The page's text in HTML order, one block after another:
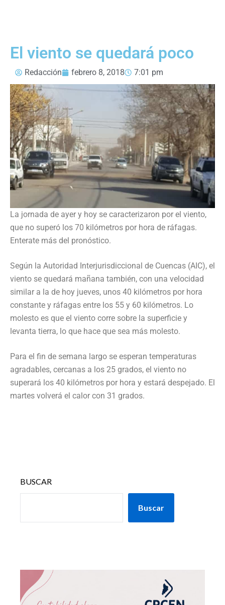
El viento se quedará poco
Redacción febrero 8, 2018 7:01 pm
La jornada de ayer y hoy se caracterizaron por el viento,
que no superó los 70 kilómetros por hora de ráfagas.
Enterate más del pronóstico.
Según la Autoridad Interjurisdiccional de Cuencas (AIC), el
viento se quedará mañana también, con una velocidad
similar a la de hoy jueves, unos 40 kilómetros por hora
constante y ráfagas entre los 55 y 60 kilómetros. Lo
molesto es que el viento corre sobre la superficie y
levanta tierra, lo que hace que sea más molesto.
Para el fin de semana largo se esperan temperaturas
agradables, cercanas a los 25 grados, el viento no
superará los 40 kilómetros por hora y estará despejado. El
martes volverá el calor con 31 grados.
BUSCAR
Buscar